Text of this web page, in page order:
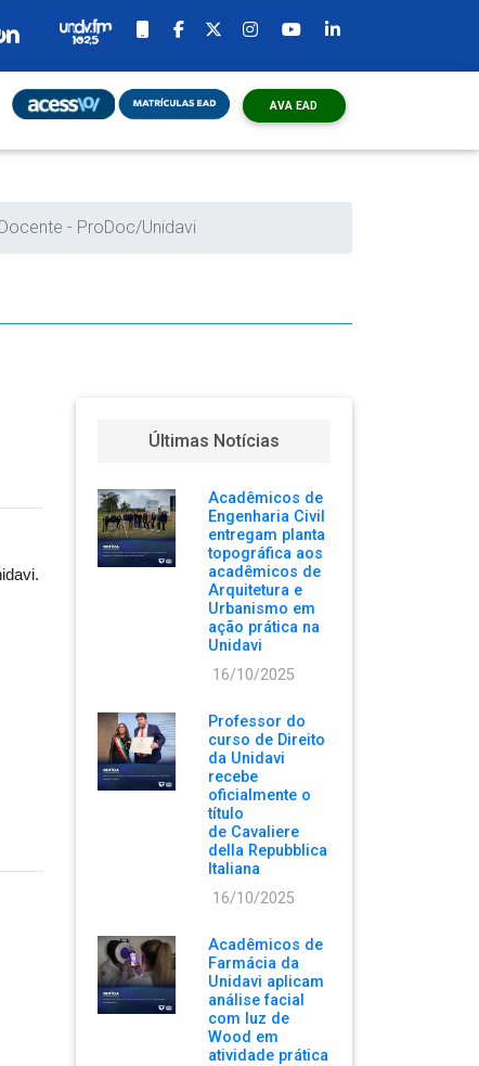
AVA EAD
- ProDoc/Unidavi
Últimas Notícias
Acadêmicos de
Engenharia Civil
entregam planta
topográfica aos
acadêmicos de
Arquitetura e
Urbanismo em
ação prática na
Unidavi
16/10/2025
Professor do
curso de Direito
da Unidavi
recebe
oficialmente o
título
de Cavaliere
della Repubblica
Italiana
16/10/2025
Acadêmicos de
Farmácia da
Unidavi aplicam
análise facial
com luz de
Wood em
atividade prática